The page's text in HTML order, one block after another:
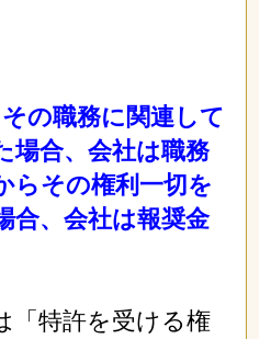
の職務に関連して
場合、会社は職務
らその権利一切を
合、会社は報奨金
「特許を受ける権